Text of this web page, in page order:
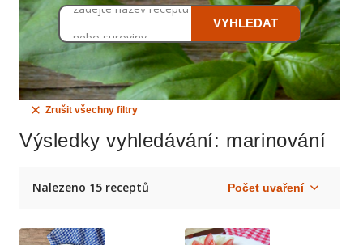
zadejte název receptu
nebo suroviny
VYHLEDAT
Zrušit všechny filtry
Výsledky vyhledávání: marinování
Nalezeno 15 receptů